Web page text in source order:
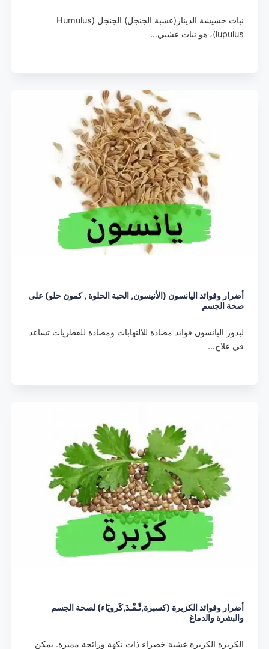
نبات حشيشة الدينار(عشبة الجنجل) الجنجل (Humulus
lupulus)، هو نبات عشبي…
أضرار وفوائد اليانسون (الأنيسون, الحبة الحلوة , كمون حلو) على
صحة الجسم
لبذور اليانسون فوائد مضادة للالتهابات ومضادة للفطريات تساعد
في علاج…
أضرار وفوائد الكزبرة (كسبرة,تِّـقْـدَ,كَرويَاء) لصحة الجسم
والبشرة والدماغ
الكزبرة الكزبرة عشبة خضراء ذات نكهة ورائحة مميزة. يمكن